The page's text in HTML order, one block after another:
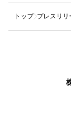
トップ プレスリリ